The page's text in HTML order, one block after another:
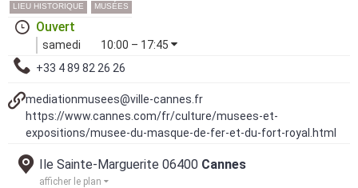
LIEU HISTORIQUE MUSÉES
Ouvert
samedi
10:00 – 17:45
+33 4 89 82 26 26
mediationmusees@ville-cannes.fr
https://www.cannes.com/fr/culture/musees-et-
expositions/musee-du-masque-de-fer-et-du-fort-royal.html
Ile Sainte-Marguerite 06400 Cannes
afficher le plan